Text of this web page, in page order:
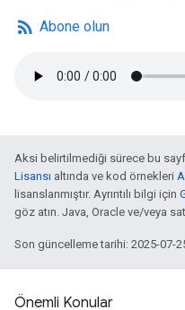
rss_feed Abone olun
Aksi belirtilmediği sürece bu
Lisansı altında ve kod örnekleri
lisanslanmıştır. Ayrıntılı bilgi için
göz atın. Java, Oracle ve/veya
Son güncelleme tarihi: 2025-07-
Önemli Konular